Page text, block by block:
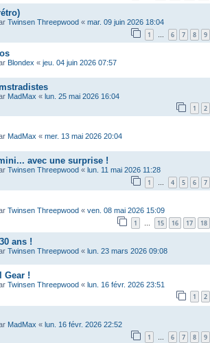
Twinsen Threepwood « mar. 09 juin 2026 18:04
1 … 6 7 8 9
Blondex « jeu. 04 juin 2026 07:57
MadMax « lun. 25 mai 2026 16:04
1 2
MadMax « mer. 13 mai 2026 20:04
avec une surprise !
Twinsen Threepwood « lun. 11 mai 2026 11:28
1 … 4 5 6 7
Twinsen Threepwood « ven. 08 mai 2026 15:09
1 … 15 16 17 18
ans !
Twinsen Threepwood « lun. 23 mars 2026 09:08
Gear !
Twinsen Threepwood « lun. 16 févr. 2026 23:51
1 2
MadMax « lun. 16 févr. 2026 22:52
1 … 6 7 8 9